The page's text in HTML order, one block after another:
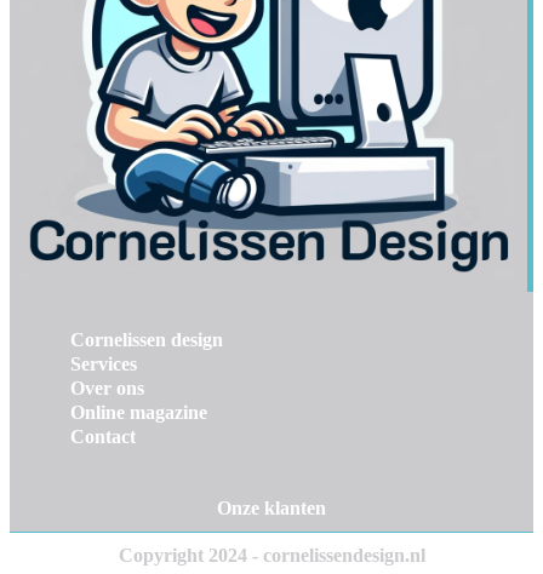
Cornelissen design
Services
Over ons
Online magazine
Contact
Onze klanten
Copyright 2024 - cornelissendesign.nl